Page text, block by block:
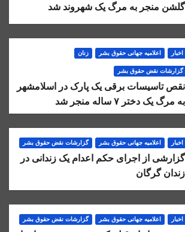
منجر به مرگ یک شهروند شد
اعلاميه جهانی حقوق بشر زنان
نقض حقوق بشر
تاسیسات برقی یک پارک در اسلامشهر
مرگ یک دختر ۷ ساله منجر شد
اعلاميه جهانی حقوق بشر گزارشات نقض حقوق بشر
از اجرای حکم اعدام یک زندانی در
گرگان
اعلاميه جهانی حقوق بشر گزارشات نقض حقوق بشر